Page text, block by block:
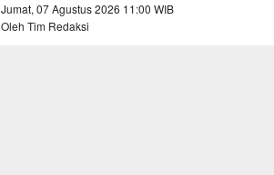
Jumat, 07 Agustus 2026 11:00 WIB
Oleh Tim Redaksi